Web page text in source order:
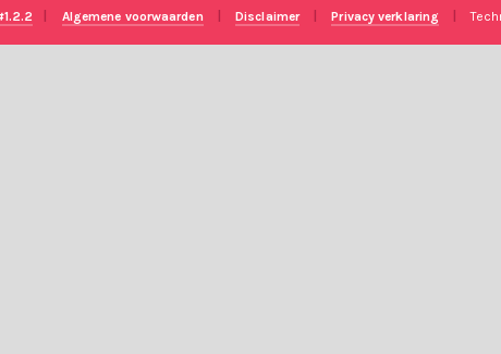
Algemene voorwaarden Disclaimer Privacy verklaring